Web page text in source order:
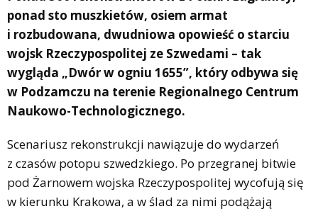
ponad sto muszkietów, osiem armat
i rozbudowana, dwudniowa opowieść o starciu
wojsk Rzeczypospolitej ze Szwedami – tak
wygląda „Dwór w ogniu 1655”, który odbywa się
w Podzamczu na terenie Regionalnego Centrum
Naukowo-Technologicznego.
Scenariusz rekonstrukcji nawiązuje do wydarzeń
z czasów potopu szwedzkiego. Po przegranej bitwie
pod Żarnowem wojska Rzeczypospolitej wycofują się
w kierunku Krakowa, a w ślad za nimi podążają